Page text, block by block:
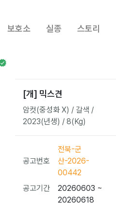
보호소 실종 스토리
[개] 믹스견
암컷(중성화 X) / 갈색 /
2023(년생) / 8(Kg)
공고번호
전북-군
산-2026-
00442
공고기간
20260603 ~
20260618